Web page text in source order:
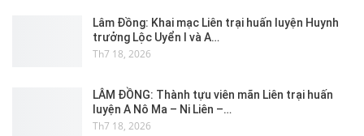
Lâm Đồng: Khai mạc Liên trại huấn luyện Huynh
trưởng Lộc Uyển I và A…
Th7 18, 2026
LÂM ĐỒNG: Thành tựu viên mãn Liên trại huấn
luyện A Nô Ma – Ni Liên –…
Th7 18, 2026